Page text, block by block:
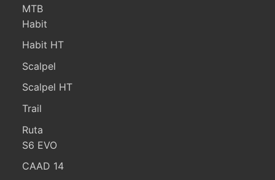
MTB
Habit
Habit HT
Scalpel
Scalpel HT
Trail
Ruta
S6 EVO
CAAD 14